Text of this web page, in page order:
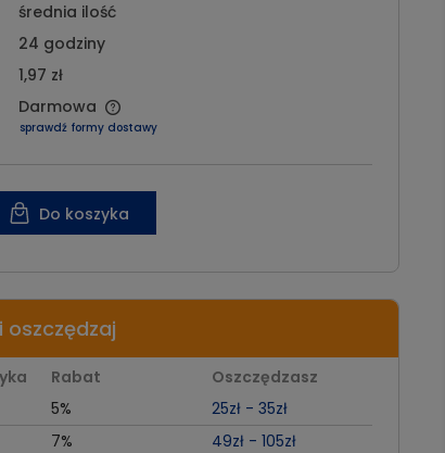
średnia ilość
24 godziny
1,97 zł
Darmowa
sprawdź formy dostawy
zł
Do koszyka
oszczędzaj
Rabat
Oszczędzasz
5%
25zł - 35zł
7%
49zł - 105zł